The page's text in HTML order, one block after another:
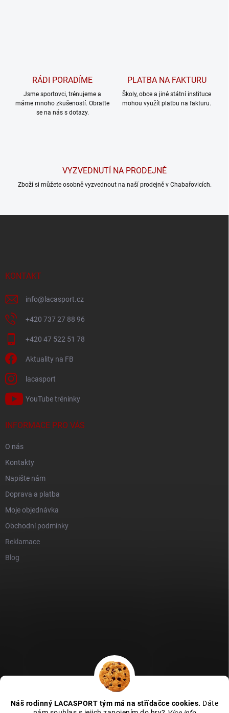
Náš rodinný LACASPORT tým má na střídačce cookies. Dáte
RÁDI PORADÍME
Jsme sportovci, trénujeme a
máme mnoho zkušeností. Obraťte
se na nás s dotazy.
PLATBA NA FAKTURU
Školy, obce a jiné státní instituce
mohou využít platbu na fakturu.
VYZVEDNUTÍ NA PRODEJNĚ
Zboží si můžete osobně vyzvednout na naší prodejně v Chabařovicích.
KONTAKT
info@ lacasport.cz
+420 737 27 88 96
+420 47 522 51 78
Aktuality na FB
lacasport
YouTube tréninky
INFORMACE PRO VÁS
O nás
Kontakty
Napište nám
Doprava a platba
Moje objednávka
Obchodní podmínky
Reklamace
Blog
Zboží recenze
Kamenná prodejna - MAPA